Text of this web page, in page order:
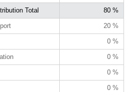
Total 80 %
20 %
0 %
0 %
0 %
0 %